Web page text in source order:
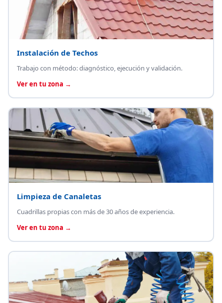
Instalación de Techos
Trabajo con método: diagnóstico, ejecución y validación.
Ver en tu zona →
Limpieza de Canaletas
Cuadrillas propias con más de 30 años de experiencia.
Ver en tu zona →